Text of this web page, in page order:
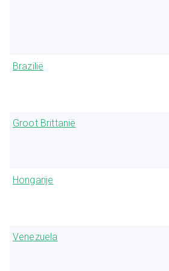
Brazilië
Groot Brittanië
Hongarije
Venezuela